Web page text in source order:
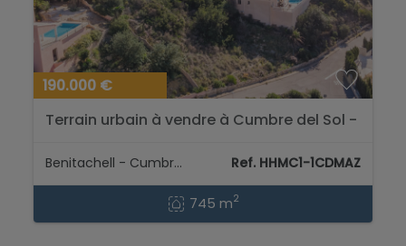
190.000 €
Terrain urbain à vendre à Cumbre del Sol -
Benitachell - Cumbre del Sol Ref. HHMC1-1CDMAZ
745 m2